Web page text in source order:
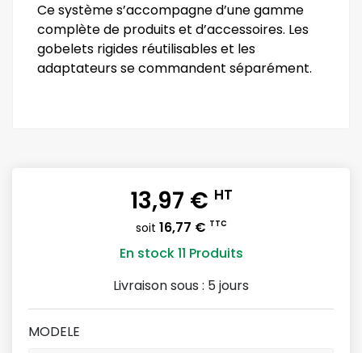
Ce système s’accompagne d’une gamme
complète de produits et d’accessoires. Les
gobelets rigides réutilisables et les
adaptateurs se commandent séparément.
13,97 € HT
soit 16,77 € TTC
En stock11 Produits
Livraison sous : 5 jours
MODELE